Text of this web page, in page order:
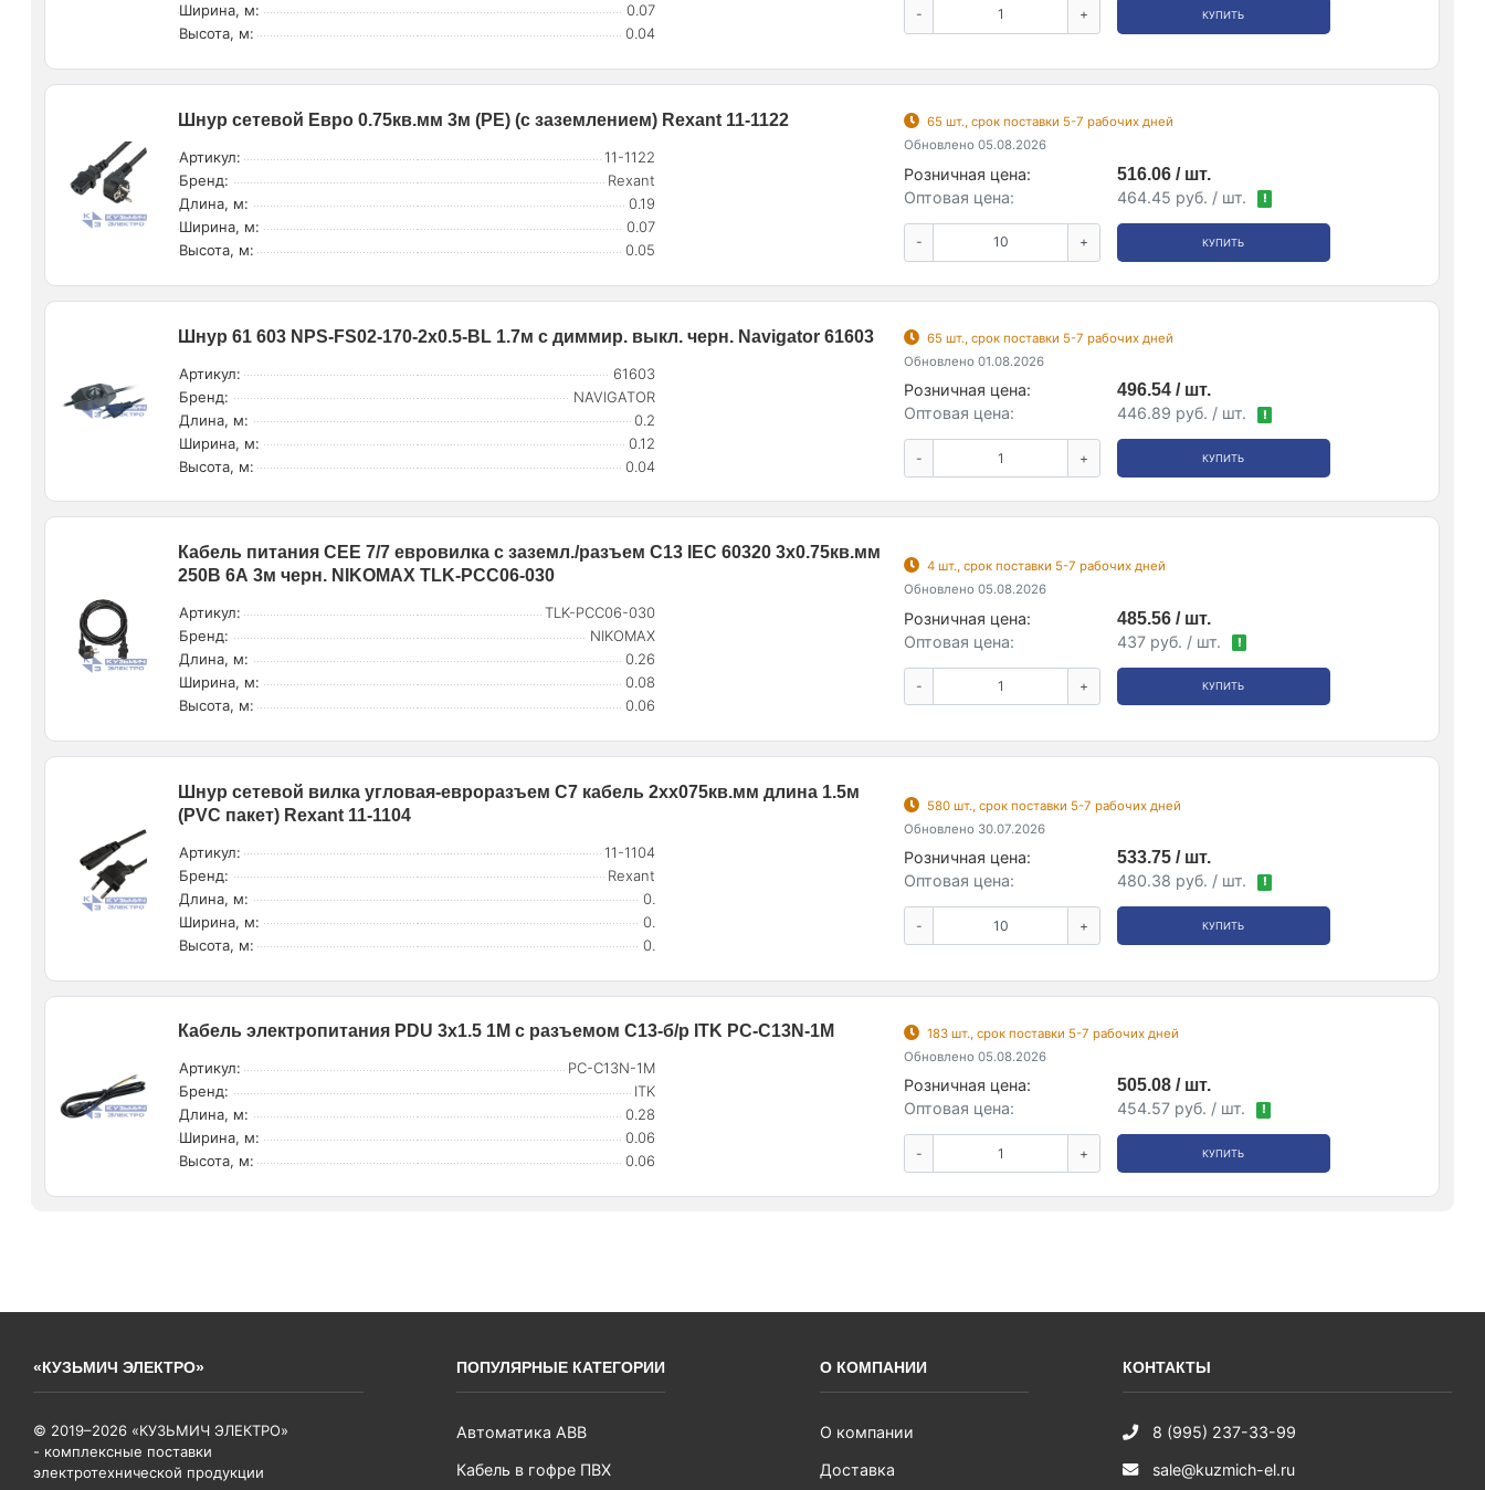
Ширина, м:
0.07
Высота, м:
0.04
- + КУПИТЬ
Шнур сетевой Евро 0.75кв.мм 3м (PE) (с заземлением) Rexant 11-1122
Артикул:
11-1122
Бренд:
Rexant
Длина, м:
0.19
Ширина, м:
0.07
Высота, м:
0.05
65 шт., срок поставки 5-7 рабочих дней
Обновлено 05.08.2026
Розничная цена:
516.06 / шт.
Оптовая цена:
464.45 руб. / шт. !
- + КУПИТЬ
Шнур 61 603 NPS-FS02-170-2х0.5-BL 1.7м с диммир. выкл. черн. Navigator 61603
Артикул:
61603
Бренд:
NAVIGATOR
Длина, м:
0.2
Ширина, м:
0.12
Высота, м:
0.04
65 шт., срок поставки 5-7 рабочих дней
Обновлено 01.08.2026
Розничная цена:
496.54 / шт.
Оптовая цена:
446.89 руб. / шт. !
- + КУПИТЬ
Кабель питания CEE 7/7 евровилка с заземл./разъем C13 IEC 60320 3х0.75кв.мм
250В 6А 3м черн. NIKOMAX TLK-PCC06-030
Артикул:
TLK-PCC06-030
Бренд:
NIKOMAX
Длина, м:
0.26
Ширина, м:
0.08
Высота, м:
0.06
4 шт., срок поставки 5-7 рабочих дней
Обновлено 05.08.2026
Розничная цена:
485.56 / шт.
Оптовая цена:
437 руб. / шт. !
- + КУПИТЬ
Шнур сетевой вилка угловая-евроразъем С7 кабель 2xх075кв.мм длина 1.5м
(PVC пакет) Rexant 11-1104
Артикул:
11-1104
Бренд:
Rexant
Длина, м:
0.
Ширина, м:
0.
Высота, м:
0.
580 шт., срок поставки 5-7 рабочих дней
Обновлено 30.07.2026
Розничная цена:
533.75 / шт.
Оптовая цена:
480.38 руб. / шт. !
- + КУПИТЬ
Кабель электропитания PDU 3х1.5 1М с разъемом С13-б/р ITK PC-C13N-1M
Артикул:
PC-C13N-1M
Бренд:
ITK
Длина, м:
0.28
Ширина, м:
0.06
Высота, м:
0.06
183 шт., срок поставки 5-7 рабочих дней
Обновлено 05.08.2026
Розничная цена:
505.08 / шт.
Оптовая цена:
454.57 руб. / шт. !
- + КУПИТЬ
«КУЗЬМИЧ ЭЛЕКТРО»
© 2019–2026 «КУЗЬМИЧ ЭЛЕКТРО»
- комплексные поставки
электротехнической продукции
ПОПУЛЯРНЫЕ КАТЕГОРИИ
Автоматика ABB
Кабель в гофре ПВХ
О КОМПАНИИ
О компании
Доставка
КОНТАКТЫ
8 (995) 237-33-99
sale@kuzmich-el.ru